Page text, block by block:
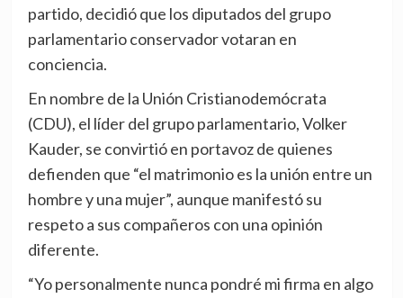
partido, decidió que los diputados del grupo
parlamentario conservador votaran en
conciencia.
En nombre de la Unión Cristianodemócrata
(CDU), el líder del grupo parlamentario, Volker
Kauder, se convirtió en portavoz de quienes
defienden que “el matrimonio es la unión entre un
hombre y una mujer”, aunque manifestó su
respeto a sus compañeros con una opinión
diferente.
“Yo personalmente nunca pondré mi firma en algo